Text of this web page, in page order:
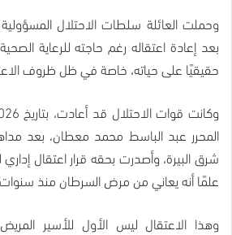
وحملت العائلة سلطات الاحتلال المسؤولية
بعد إعادة اعتقاله رغم حاجته للرعاية
حقيقيًا على حياته، خاصة في ظل ظروف
المحرر عبد الباسط محمد معطان، بعد
علمًا أنه يعاني من مرض السرطان منذ سنوات،
وهذا الاعتقال ليس الأول للأسير